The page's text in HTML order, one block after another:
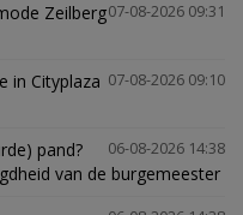
07-08-2026 09:31
Zeilberg
07-08-2026 09:10
in Cityplaza
06-08-2026 14:38
pand?
van de burgemeester